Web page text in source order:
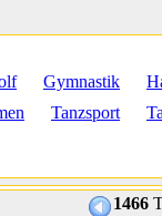
Gymnastik
Tanzsport
1466